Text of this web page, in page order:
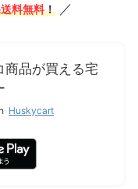
送料無料！ ／
商品が買える宅
Huskycart